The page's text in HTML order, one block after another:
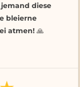
diese
bleierne
atmen! 🙏